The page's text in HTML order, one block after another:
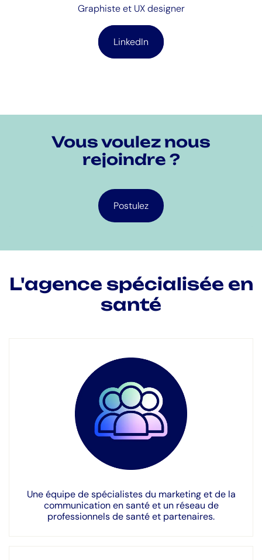
Graphiste et UX designer
LinkedIn
Vous voulez nous
rejoindre ?
Postulez
L'agence spécialisée en
santé
Une équipe de spécialistes du marketing et de la
communication en santé et un réseau de
professionnels de santé et partenaires.